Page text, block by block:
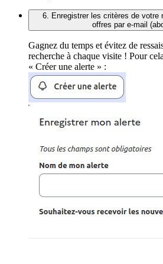
6. Enregistrer les critères de votre
offres par e-mail
Gagnez du temps et évitez de
recherche à chaque visite ! Pour
« Créer une alerte » :